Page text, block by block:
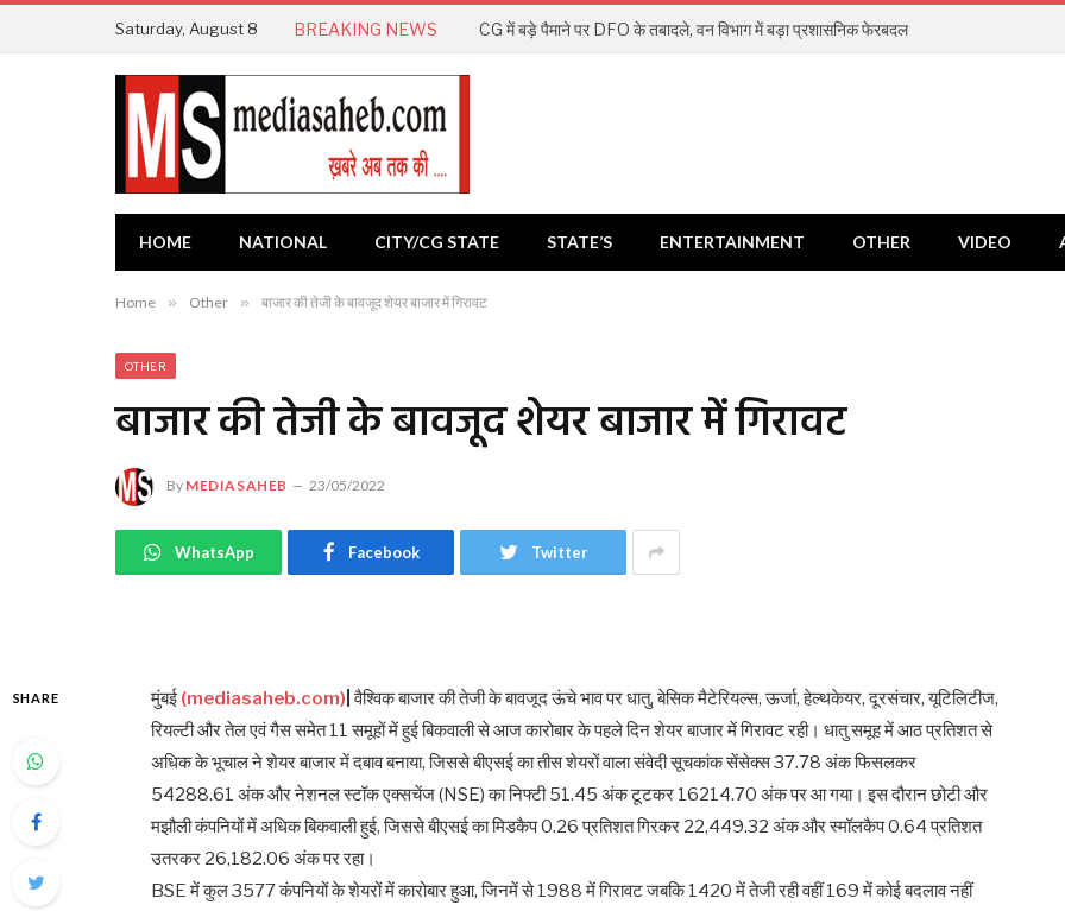
Saturday, August 8 BREAKING NEWS CG में बड़े पैमाने पर DFO के तबादले, वन विभाग में बड़ा प्रशासनिक फेरबदल
HOME NATIONAL CITY/CG STATE STATE’S ENTERTAINMENT OTHER VIDEO
Home » Other » बाजार की तेजी के बावजूद शेयर बाजार में गिरावट
OTHER
बाजार की तेजी के बावजूद शेयर बाजार में गिरावट
By MEDIASAHEB 23/05/2022
WhatsApp Facebook Twitter
SHARE मुंबई (mediasaheb.com) वैश्विक बाजार की तेजी के बावजूद ऊंचे भाव पर धातु, बेसिक मैटेरियल्स, ऊर्जा, हेल्थकेयर, दूरसंचार, यूटिलिटीज,
रियल्टी और तेल एवं गैस समेत 11 समूहों में हुई बिकवाली से आज कारोबार के पहले दिन शेयर बाजार में गिरावट रही। धातु समूह में आठ प्रतिशत से
अधिक के भूचाल ने शेयर बाजार में दबाव बनाया, जिससे बीएसई का तीस शेयरों वाला संवेदी सूचकांक सेंसेक्स 37.78 अंक फिसलकर
54288.61 अंक और नेशनल स्टॉक एक्सचेंज (NSE) का निफ्टी 51.45 अंक टूटकर 16214.70 अंक पर आ गया। इस दौरान छोटी और
मझौली कंपनियों में अधिक बिकवाली हुई, जिससे बीएसई का मिडकैप 0.26 प्रतिशत गिरकर 22,449.32 अंक और स्मॉलकैप 0.64 प्रतिशत
उतरकर 26,182.06 अंक पर रहा।
BSE में कुल 3577 कंपनियों के शेयरों में कारोबार हुआ, जिनमें से 1988 में गिरावट जबकि 1420 में तेजी रही वहीं 169 में कोई बदलाव नहीं